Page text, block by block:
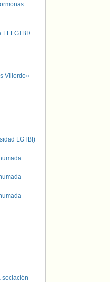
FELGTBI+
Villordo»
LGTBI)
sociación